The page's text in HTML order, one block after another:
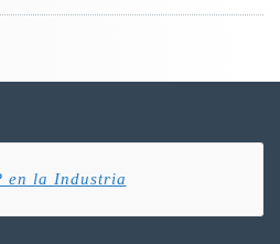
en la Industria